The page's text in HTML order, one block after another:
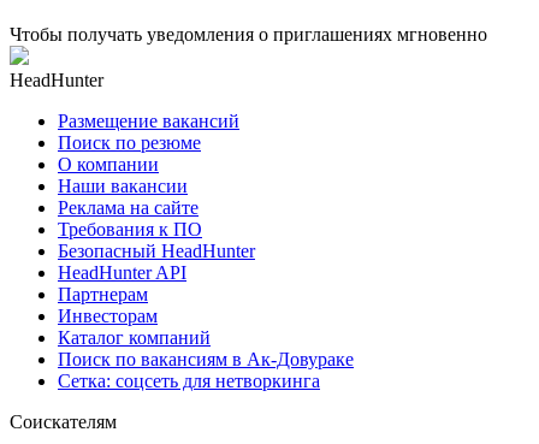
Чтобы получать уведомления о приглашениях мгновенно
HeadHunter
Размещение вакансий
Поиск по резюме
О компании
Наши вакансии
Реклама на сайте
Требования к ПО
Безопасный HeadHunter
HeadHunter API
Партнерам
Инвесторам
Каталог компаний
Поиск по вакансиям в Ак-Довураке
Сетка: соцсеть для нетворкинга
Соискателям